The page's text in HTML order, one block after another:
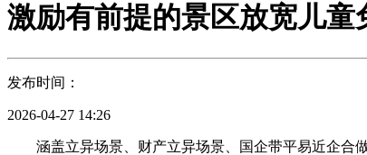
激励有前提的景区放宽儿童
发布时间：
2026-04-27 14:26
涵盖立异场景、财产立异场景、国企带平易近企合做